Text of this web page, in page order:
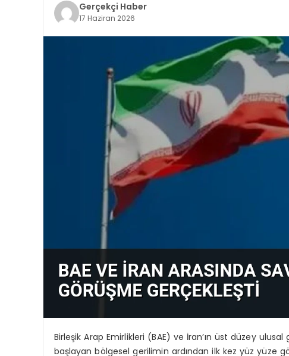
Gerçekçi Haber
17 Haziran 2026
Birleşik Arap Emirlikleri (BAE) ve İran’ın üst düzey ulusal
başlayan bölgesel gerilimin ardından ilk kez yüz yüze